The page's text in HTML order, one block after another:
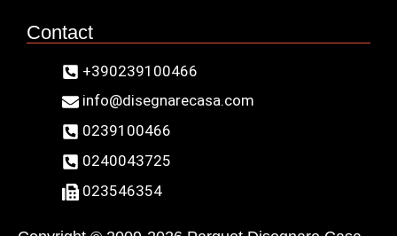
Contact
+390239100466
info@disegnarecasa.com
0239100466
0240043725
023546354